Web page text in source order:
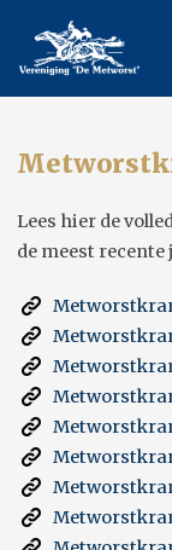
Lees hier de
de meest recente